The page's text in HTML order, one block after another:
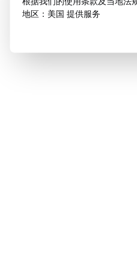
地区：美国 提供服务